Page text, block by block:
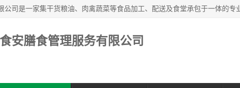
安膳食管理服务有限公司